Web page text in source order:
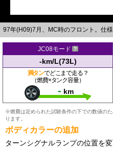
97年(H09)7月、MC時のフロント。仕
JC08モード
-km/L(73L)
満タンでどこまで走る？
（燃費×タンク容量）
- km
※燃費は定められた試験条件の下での数値の
ります。
ボディカラーの追加
ターンシグナルランプの位置を